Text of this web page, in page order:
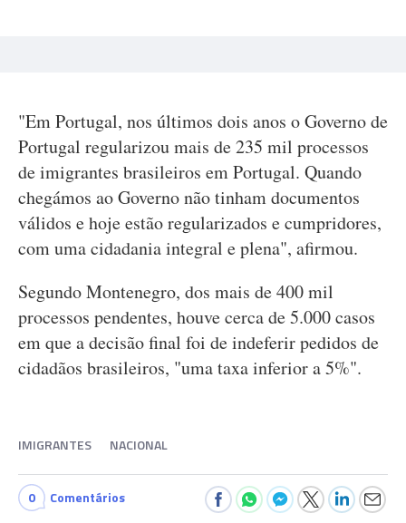
"Em Portugal, nos últimos dois anos o Governo de
Portugal regularizou mais de 235 mil processos
de imigrantes brasileiros em Portugal. Quando
chegámos ao Governo não tinham documentos
válidos e hoje estão regularizados e cumpridores,
com uma cidadania integral e plena", afirmou.
Segundo Montenegro, dos mais de 400 mil
processos pendentes, houve cerca de 5.000 casos
em que a decisão final foi de indeferir pedidos de
cidadãos brasileiros, "uma taxa inferior a 5%".
IMIGRANTES NACIONAL
0 Comentários